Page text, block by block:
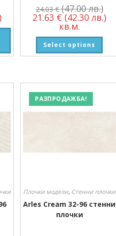
24.03€ (47.00 лв.)
21.63 € (42.30 лв.)
кв.м.
Select options
РАЗПРОДАЖБА!
Плочки модели, Стенни плочки
Arles Cream 32-96 стенни
плочки